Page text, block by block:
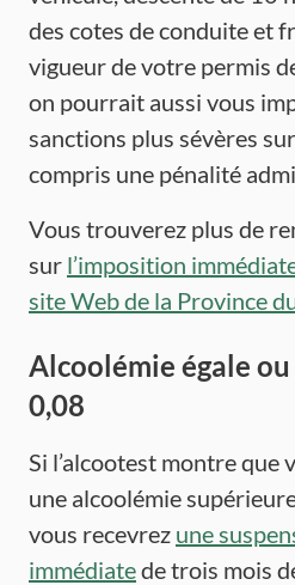
des cotes de conduite et
vigueur de votre permis
on pourrait aussi vous
sanctions plus sévères
compris une pénalité
Vous trouverez plus de
sur l’imposition
site Web de la Province
Alcoolémie égale
0,08
Si l’alcootest montre que
une alcoolémie
vous recevrez une
immédiatede trois mois